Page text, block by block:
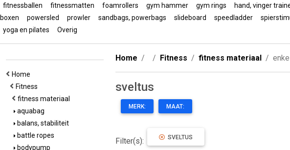
fitnessballen
fitnessmatten foamrollers gym hammer gym rings hand, vinger
boxen
powersled prowler sandbags, powerbags slideboard speedladder
yoga en pilates
Overig
Home
Fitness
fitness materiaal
aquabag
balans, stabiliteit
battle ropes
bodypump
Home Fitness fitness materiaal
sveltus
MERK: MAAT:
Filter(s): SVELTUS